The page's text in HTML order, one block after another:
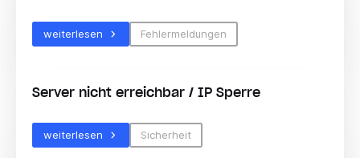
weiterlesen Fehlermeldungen
Server nicht erreichbar / IP Sperre
weiterlesen Sicherheit